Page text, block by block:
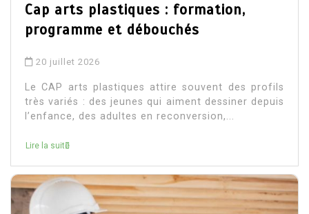
Cap arts plastiques : formation,
programme et débouchés
20 juillet 2026
Le CAP arts plastiques attire souvent des profils
très variés : des jeunes qui aiment dessiner depuis
l’enfance, des adultes en reconversion,...
Lire la suite